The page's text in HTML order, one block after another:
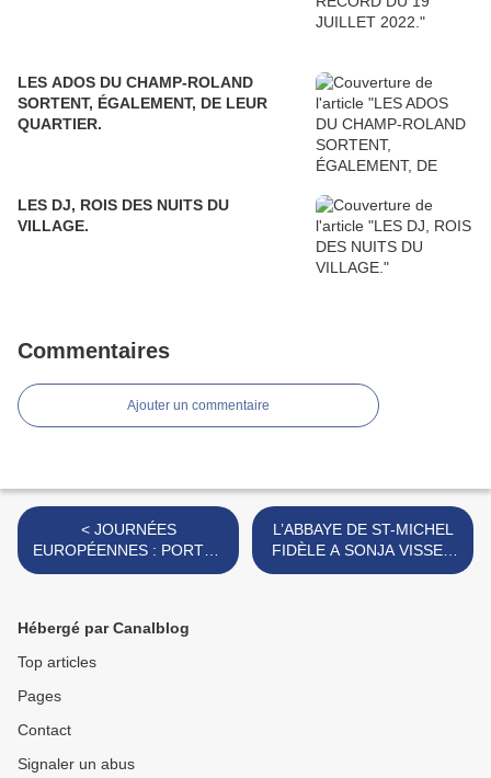
LES ADOS DU CHAMP-ROLAND
SORTENT, ÉGALEMENT, DE LEUR
QUARTIER.
LES DJ, ROIS DES NUITS DU
VILLAGE.
Commentaires
Ajouter un commentaire
< JOURNÉES
EUROPÉENNES : PORTES
ET SOUVENIRS OUVERTS
L’ABBAYE DE ST-MICHEL
FIDÈLE A SONJA VISSER
ET A SES DRAGONS. >
Hébergé par Canalblog
Top articles
Pages
Contact
Signaler un abus